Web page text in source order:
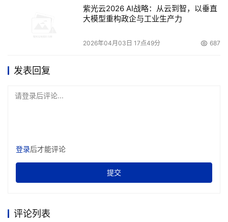
紫光云2026 AI战略：从云到智，以垂直
大模型重构政企与工业生产力
2026年04月03日 17点49分 687
发表回复
请登录后评论...
登录后才能评论
提交
评论列表